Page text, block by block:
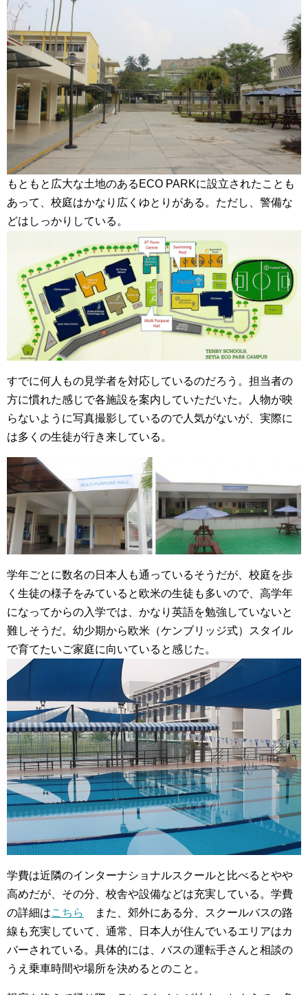
もともと広大な土地のあるECO PARKに設立されたことも
あって、校庭はかなり広くゆとりがある。ただし、警備な
どはしっかりしている。
すでに何人もの見学者を対応しているのだろう。担当者の
方に慣れた感じで各施設を案内していただいた。人物が映
らないように写真撮影しているので人気がないが、実際に
は多くの生徒が行き来している。
学年ごとに数名の日本人も通っているそうだが、校庭を歩
く生徒の様子をみていると欧米の生徒も多いので、高学年
になってからの入学では、かなり英語を勉強していないと
難しそうだ。幼少期から欧米（ケンブリッジ式）スタイル
で育てたいご家庭に向いていると感じた。
学費は近隣のインターナショナルスクールと比べるとやや
高めだが、その分、校舎や設備などは充実している。学費
の詳細はこちら
また、郊外にある分、スクールバスの路
線も充実していて、通常、日本人が住んでいるエリアはカ
バーされている。具体的には、バスの運転手さんと相談の
うえ乗車時間や場所を決めるとのこと。